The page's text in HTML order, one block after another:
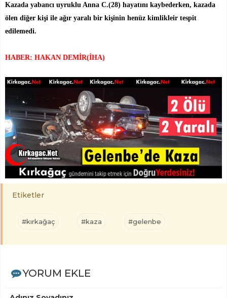
Kazada yabancı uyruklu Anna C.(28) hayatını kaybederken, kazada
ölen diğer kişi ile ağır yaralı bir kişinin henüz kimlikleir tespit
edilemedi.
HABER: HAKAN DEMİR(İHA)
Etiketler
#kırkağaç #kaza #gelenbe
YORUM EKLE